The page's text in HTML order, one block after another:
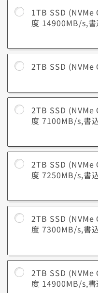
1TB SSD (NVMe
度 14900MB/s,
2TB SSD (NVMe
2TB SSD (NVMe
度 7100MB/s,書
2TB SSD (NVMe
度 7250MB/s,書
2TB SSD (NVMe
度 7300MB/s,書
2TB SSD (NVMe
度 14900MB/s,